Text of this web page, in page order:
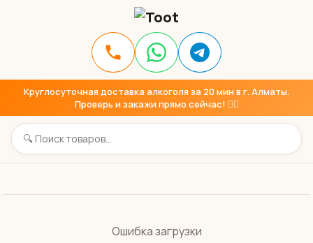
Круглосуточная доставка алкоголя за 20 мин в г. Алматы.
Проверь и закажи прямо сейчас! 👇🏼
Ошибка загрузки